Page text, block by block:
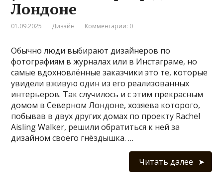
Лондоне
01.09.2025 Дизайн Комментарии: 0
Обычно люди выбирают дизайнеров по
фотографиям в журналах или в Инстаграме, но
самые вдохновлённые заказчики это те, которые
увидели вживую один из его реализованных
интерьеров. Так случилось и с этим прекрасным
домом в Северном Лондоне, хозяева которого,
побывав в двух других домах по проекту Rachel
Aisling Walker, решили обратиться к ней за
дизайном своего гнёздышка. …
Читать далее